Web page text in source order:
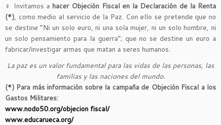
♀ Invitamos a hacer Objeción Fiscal en la Declaración de la Renta
(*), como medio al servicio de la Paz. Con ello se pretende que no
se destine “Ni un solo euro, ni una sola mujer, ni un solo hombre, ni
un solo pensamiento para la guerra”; que no se destine un euro a
fabricar/investigar armas que matan a seres humanos.
La paz es un valor fundamental para las vidas de las personas, las
familias y las naciones del mundo.
(*) Para más información sobre la campaña de Objeción Fiscal a los
Gastos Militares:
www.nodo50.org/objecion fiscal/
www.educarueca.org/